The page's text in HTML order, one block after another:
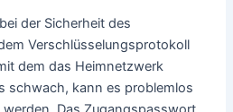
der Sicherheit des
Verschlüsselungsprotokoll
dem das Heimnetzwerk
schwach, kann es problemlos